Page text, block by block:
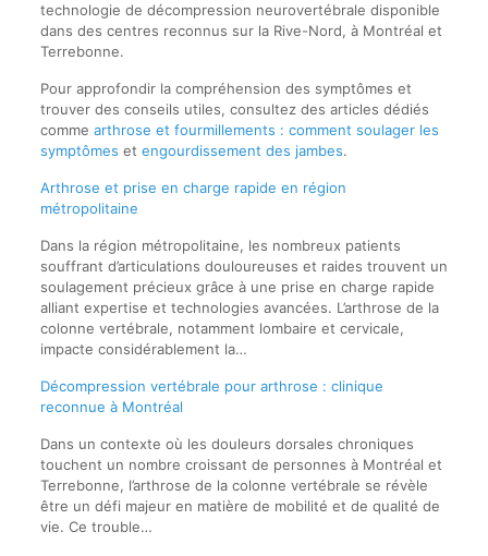
technologie de décompression neurovertébrale disponible
dans des centres reconnus sur la Rive-Nord, à Montréal et
Terrebonne.
Pour approfondir la compréhension des symptômes et
trouver des conseils utiles, consultez des articles dédiés
comme arthrose et fourmillements : comment soulager les
symptômes et engourdissement des jambes.
Arthrose et prise en charge rapide en région
métropolitaine
Dans la région métropolitaine, les nombreux patients
souffrant d’articulations douloureuses et raides trouvent un
soulagement précieux grâce à une prise en charge rapide
alliant expertise et technologies avancées. L’arthrose de la
colonne vertébrale, notamment lombaire et cervicale,
impacte considérablement la…
Décompression vertébrale pour arthrose : clinique
reconnue à Montréal
Dans un contexte où les douleurs dorsales chroniques
touchent un nombre croissant de personnes à Montréal et
Terrebonne, l’arthrose de la colonne vertébrale se révèle
être un défi majeur en matière de mobilité et de qualité de
vie. Ce trouble…